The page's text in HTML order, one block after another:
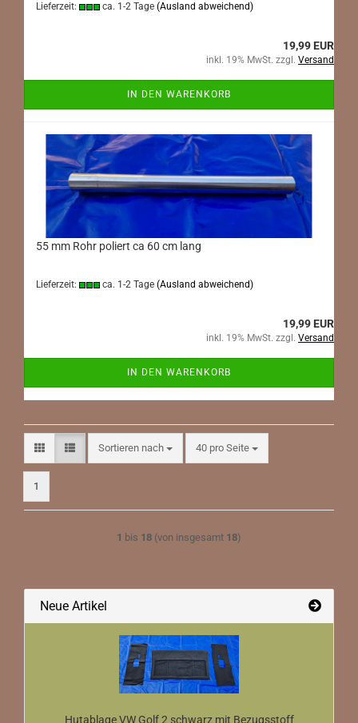
Lieferzeit: ca. 1-2 Tage (Ausland abweichend)
19,99 EUR
inkl. 19% MwSt. zzgl. Versand
IN DEN WARENKORB
55 mm Rohr poliert ca 60 cm lang
Lieferzeit: ca. 1-2 Tage (Ausland abweichend)
19,99 EUR
inkl. 19% MwSt. zzgl. Versand
IN DEN WARENKORB
Sortieren nach
Sortieren nach 40 pro Seite
pro Seite
1
1 bis 18 (von insgesamt 18)
Neue Artikel
Hutablage VW Golf 2 schwarz mit Bezugsstoff